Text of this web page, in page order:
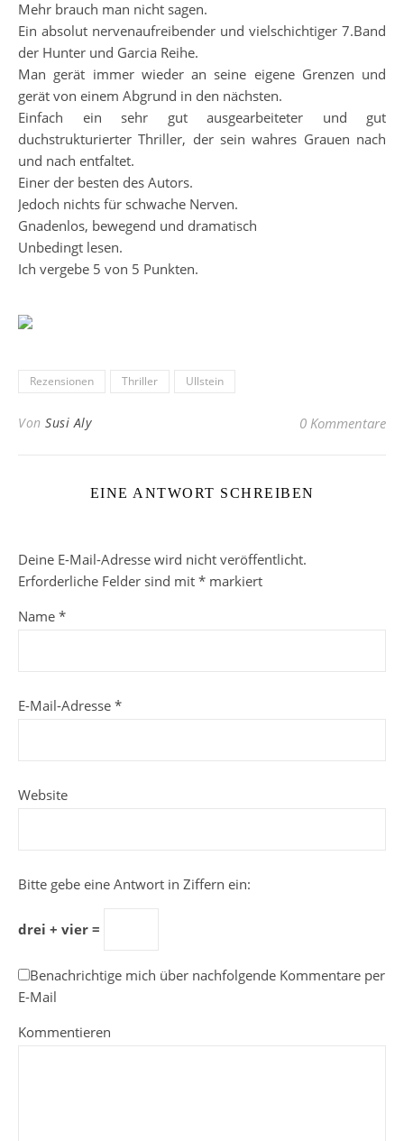
Mehr brauch man nicht sagen.
Ein absolut nervenaufreibender und vielschichtiger 7.Band
der Hunter und Garcia Reihe.
Man gerät immer wieder an seine eigene Grenzen und
gerät von einem Abgrund in den nächsten.
Einfach ein sehr gut ausgearbeiteter und gut
duchstrukturierter Thriller, der sein wahres Grauen nach
und nach entfaltet.
Einer der besten des Autors.
Jedoch nichts für schwache Nerven.
Gnadenlos, bewegend und dramatisch
Unbedingt lesen.
Ich vergebe 5 von 5 Punkten.
Rezensionen Thriller Ullstein
Von Susi Aly 0 Kommentare
EINE ANTWORT SCHREIBEN
Deine E-Mail-Adresse wird nicht veröffentlicht.
Erforderliche Felder sind mit * markiert
Name *
E-Mail-Adresse *
Website
Bitte gebe eine Antwort in Ziffern ein:
drei + vier =
Benachrichtige mich über nachfolgende Kommentare per
E-Mail
Kommentieren